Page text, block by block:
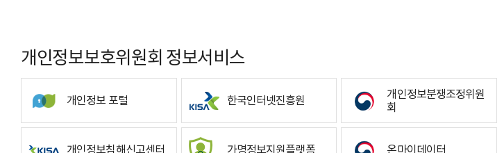
개인정보보호위원회 정보서비스
개인정보 포털 한국인터넷진흥원
개인정보분쟁조정위원
회
개인정보침해신고센터 가명정보지원플랫폼 온마이데이터